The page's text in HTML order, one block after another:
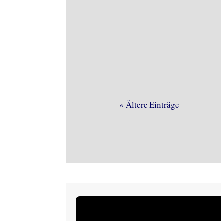
« Ältere Einträge